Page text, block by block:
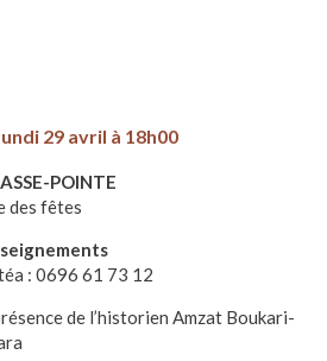
29 avril à 18h00
POINTE
des fêtes
: 0696 61 73 12
de l’historien Amzat Boukari-